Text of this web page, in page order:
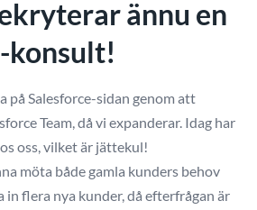
ännu en
konsult!
på Salesforce-sidan genom att
Team, då vi expanderar. Idag har
oss, vilket är jättekul!
möta både gamla kunders behov
in flera nya kunder, då efterfrågan är